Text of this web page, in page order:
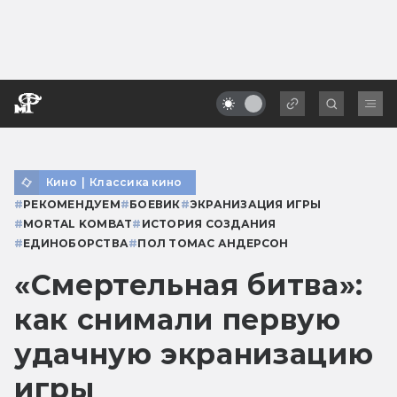
Кино | Классика кино
#РЕКОМЕНДУЕМ#БОЕВИК#ЭКРАНИЗАЦИЯ ИГРЫ
#MORTAL KOMBAT# ИСТОРИЯ СОЗДАНИЯ
#ЕДИНОБОРСТВА#ПОЛ ТОМАС АНДЕРСОН
«Смертельная битва»:
как снимали первую
удачную экранизацию
игры